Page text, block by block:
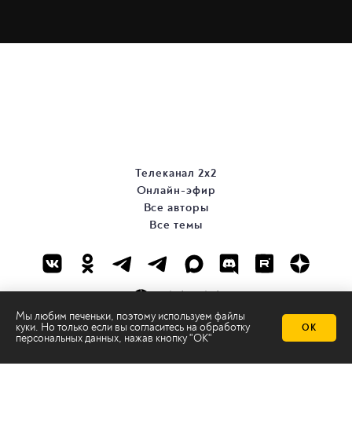
Мы любим печеньки, поэтому используем файлы
куки. Но только если вы согласитесь на обработку
персональных данных, нажав кнопку "ОК"
ОК
Телеканал 2х2
Онлайн-эфир
Все авторы
Все темы
© ООО «ТРК «2Х2», 2026
Правовая информация